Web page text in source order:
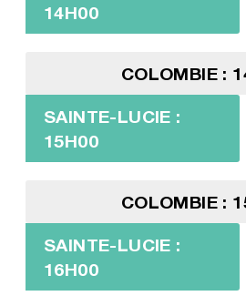
14H00
COLOMBIE :
SAINTE-LUCIE :
15H00
COLOMBIE :
SAINTE-LUCIE :
16H00